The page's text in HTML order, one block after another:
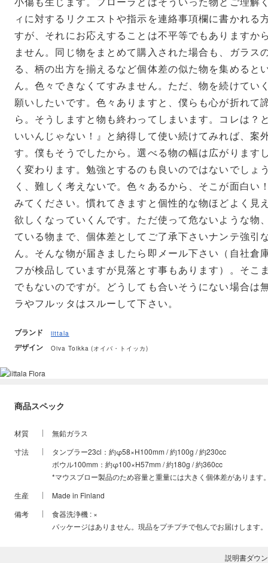
ィに対するリクエストや指示を連絡事項欄に書かれる
すが、それにお応えすることは不平等でもありますか
ません。同じ物をまとめて購入された場合も、ガラス
る、柄の出方を揃えるなど個体差の似た物を集めると
ん。色々できなくてすみません。ただ、物を続けてい
願いしたいです。色々ありますと、僕らも心が折れて
ら。そうしますと物も終わってしまいます。コレは？
いいんじゃない！』と納得して使い続けてみれば、案
す。僕もそうでしたから。選べる物の幅は広がります
く変わります。勉強とするのも良いのではないでしょ
く、難しく考えないで。色々あるから、そこが面白い
みてください。慣れてきますと個性的な物ほどよく見
欲しくなっていくんです。ただ使って危ないような物
ている物まで、個体差としてご了承下さいナンテ強引
ん。そんな物が届きましたら即メール下さい（自社倉
フが検品していますが見落とす事もあります）。そこ
でもないのですが。どうしても合いそうにない場合は
ラやフルッタはスルーして下さい。
ブランド iittala
デザイン Oiva Toikka (オイバ・トイッカ)
商品スペック
材質
無鉛ガラス
寸法
タンブラー23cl：約φ58×H100mm / 約100g / 約230cc
ボウル100mm：約φ100×H57mm / 約180g / 約360cc
*マウスブロー製品のため容量と重量には大きく個体差があります
生産
Made in Finland
備考
食器洗浄機 : ×
パッケージはありません。現品をプチプチで包んでお届けします。
説明書ダウ